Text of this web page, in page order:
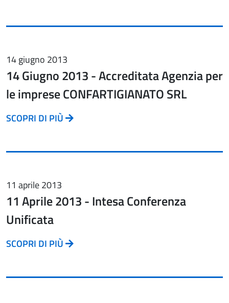
14 giugno 2013
14 Giugno 2013 - Accreditata Agenzia per
le imprese CONFARTIGIANATO SRL
SCOPRI DI PIÙ
11 aprile 2013
11 Aprile 2013 - Intesa Conferenza
Unificata
SCOPRI DI PIÙ